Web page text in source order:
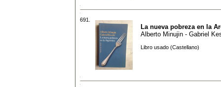
691.
La nueva pobreza en la
Alberto Minujin - Gabriel
Libro usado (Castellano)